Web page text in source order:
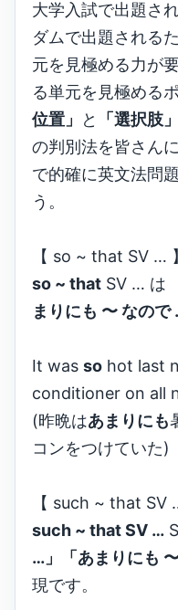
大学入試で出題さ
ダムで出題される
元を見極める力が
る単元を見極める
位置」
と 「選択肢」
の判別法を皆さん
で的確に英文法問
う。
【 so ~ that SV … 】
so ~ that SV … は
まりにも 〜 なので
It was so hot last
conditioner on all
(昨晩はあまりにも
コンをつけていた)
【 such ~ that SV
such ~ that SV …
…」「あまりにも
現です。